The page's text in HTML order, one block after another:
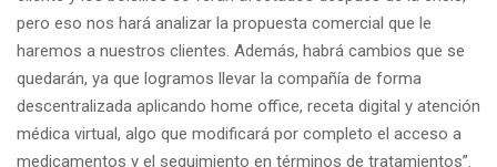
pero eso nos hará analizar la propuesta comercial que le
haremos a nuestros clientes. Además, habrá cambios que se
quedarán, ya que logramos llevar la compañía de forma
descentralizada aplicando home office, receta digital y atención
médica virtual, algo que modificará por completo el acceso a
medicamentos y el seguimiento en términos de tratamientos”.